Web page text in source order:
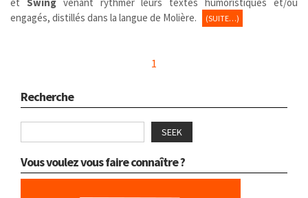
engagés, distillés dans la langue de Molière.
(SUITE…)
1
Recherche
SEEK
Vous voulez vous faire connaître ?